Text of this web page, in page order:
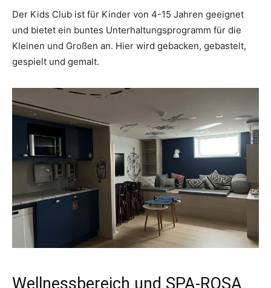
Der Kids Club ist für Kinder von 4-15 Jahren geeignet
und bietet ein buntes Unterhaltungsprogramm für die
Kleinen und Großen an. Hier wird gebacken, gebastelt,
gespielt und gemalt.
Wellnessbereich und SPA-ROSA